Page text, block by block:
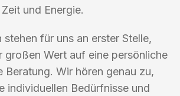
und Energie.
stehen für uns an erster Stelle,
großen Wert auf eine persönliche
Beratung. Wir hören genau zu,
individuellen Bedürfnisse und